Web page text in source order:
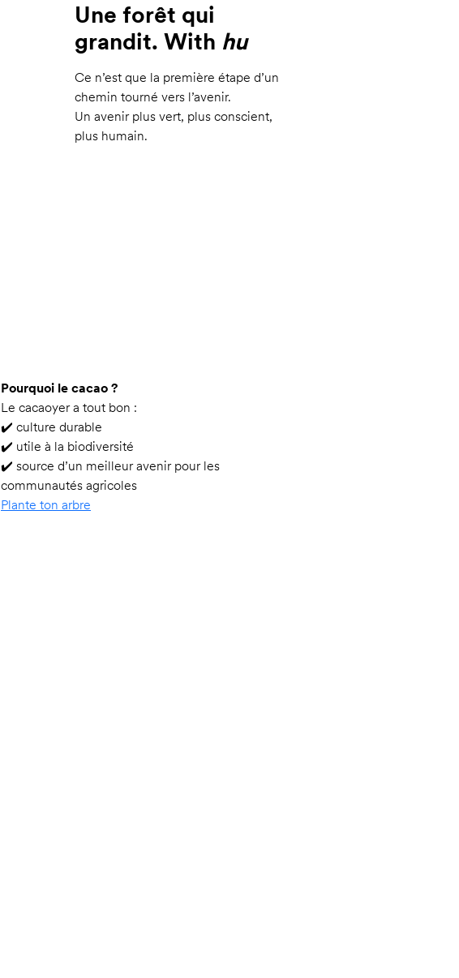
Une forêt qui
grandit. With hu
Ce n’est que la première étape d’un
chemin tourné vers l’avenir.
Un avenir plus vert, plus conscient,
plus humain.
Pourquoi le cacao ?
Le cacaoyer a tout bon :
✔️ culture durable
✔️ utile à la biodiversité
✔️ source d’un meilleur avenir pour les
communautés agricoles
Plante ton arbre